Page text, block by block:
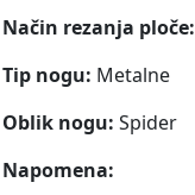
Način rezanja ploče:
Tip nogu: Metalne
Oblik nogu: Spider
Napomena: